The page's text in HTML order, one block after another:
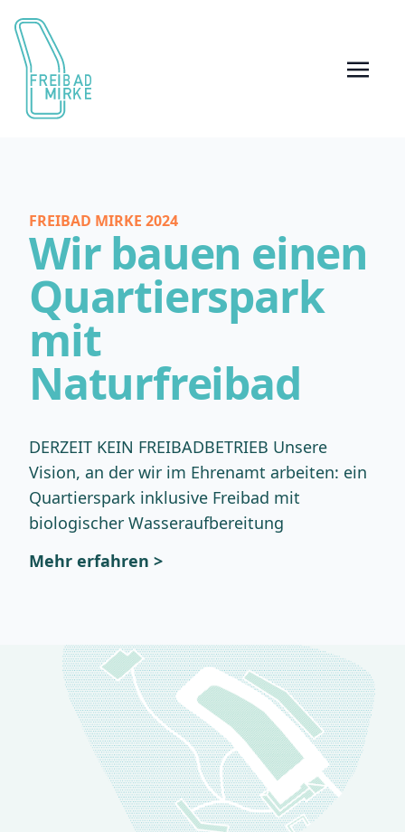
FREIBAD MIRKE 2024
Wir bauen einen
Quartierspark
mit
Naturfreibad
DERZEIT KEIN FREIBADBETRIEB Unsere
Vision, an der wir im Ehrenamt arbeiten: ein
Quartierspark inklusive Freibad mit
biologischer Wasseraufbereitung
Mehr erfahren >